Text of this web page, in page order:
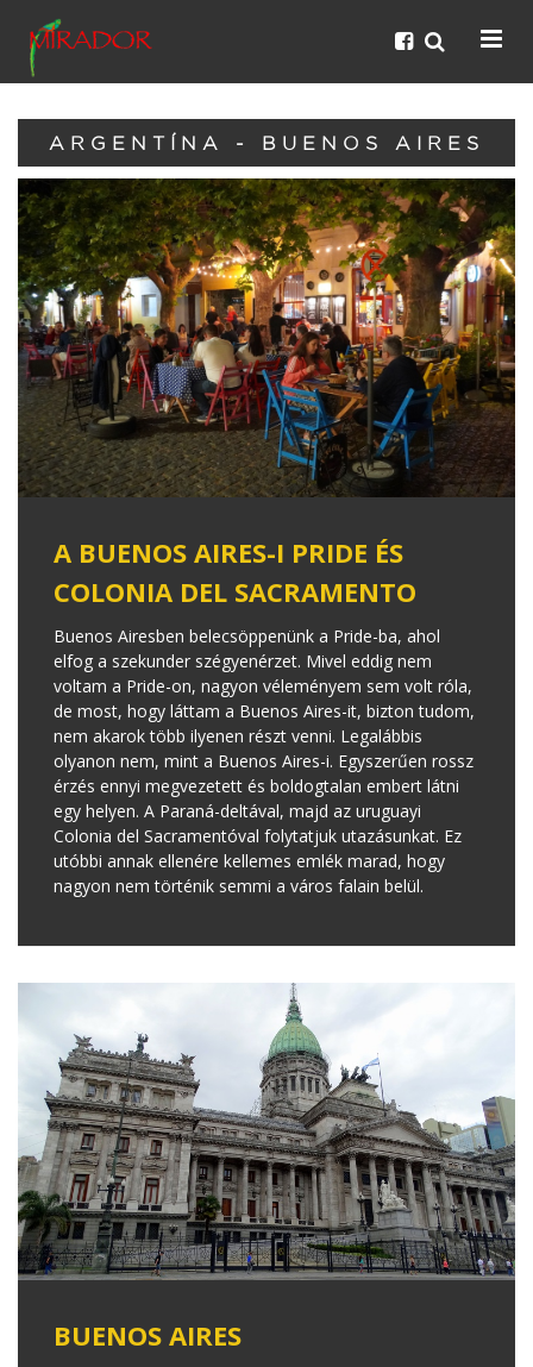
ARGENTÍNA - BUENOS AIRES
A BUENOS AIRES-I PRIDE ÉS
COLONIA DEL SACRAMENTO
Buenos Airesben belecsöppenünk a Pride-ba, ahol
elfog a szekunder szégyenérzet. Mivel eddig nem
voltam a Pride-on, nagyon véleményem sem volt róla,
de most, hogy láttam a Buenos Aires-it, bizton tudom,
nem akarok több ilyenen részt venni. Legalábbis
olyanon nem, mint a Buenos Aires-i. Egyszerűen rossz
érzés ennyi megvezetett és boldogtalan embert látni
egy helyen. A Paraná-deltával, majd az uruguayi
Colonia del Sacramentóval folytatjuk utazásunkat. Ez
utóbbi annak ellenére kellemes emlék marad, hogy
nagyon nem történik semmi a város falain belül.
BUENOS AIRES